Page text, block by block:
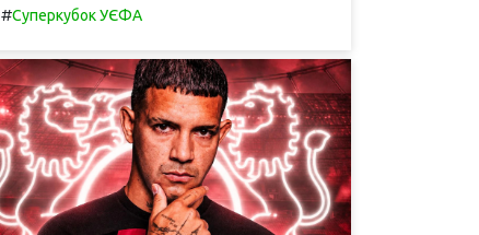
#Суперкубок УЄФА